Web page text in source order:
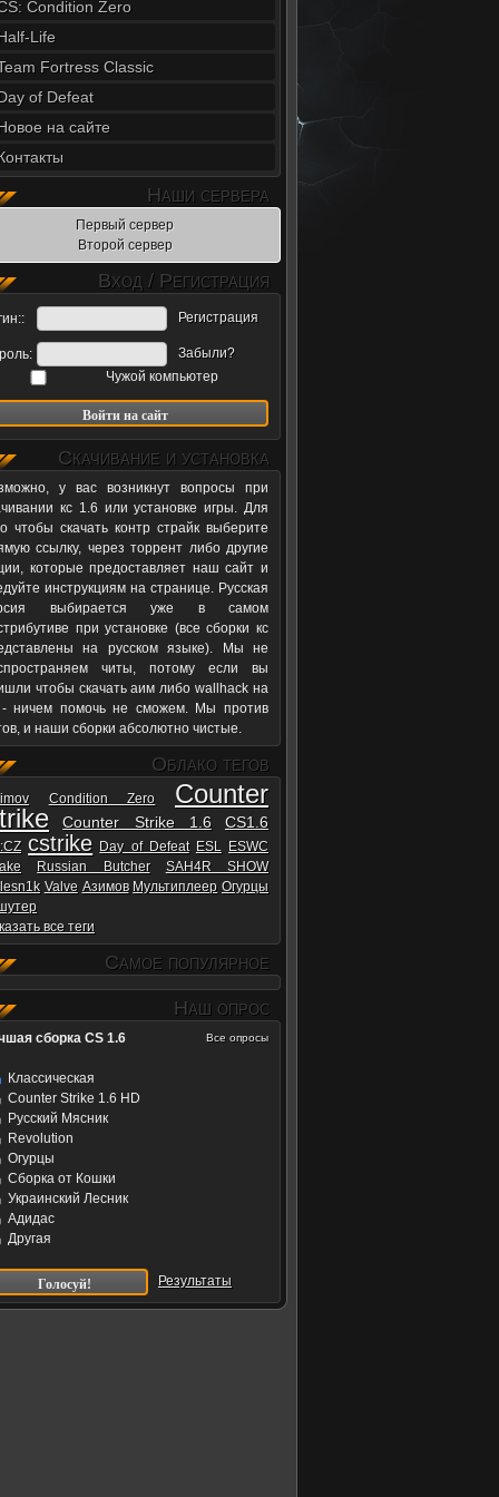
Condition Zero
Life
Fortress Classic
of Defeat
на сайте
Наши сервера
Первый сервер
Второй сервер
Вход / Регистрация
Регистрация
Забыли?
Чужой компьютер
Скачивание и установка
у вас возникнут вопросы при
кс 1.6 или установке игры. Для
чтобы скачать контр страйк выберите
ссылку, через торрент либо другие
которые предоставляет наш сайт и
инструкциям на странице. Русская
выбирается уже в самом
при установке (все сборки кс
на русском языке). Мы не
читы, потому если вы
чтобы скачать аим либо wallhack на
ничем помочь не сможем. Мы против
и наши сборки абсолютно чистые.
Облако тегов
Condition Zero
Counter
Counter Strike 1.6 CS1.6
cstrike Day of Defeat ESL ESWC
Russian Butcher
SAH4R SHOW
Valve Азимов Мультиплеер Огурцы
все теги
Самое популярное
Наш опрос
сборка CS 1.6 Все опросы
Классическая
Counter Strike 1.6 HD
Русский Мясник
Revolution
Огурцы
Сборка от Кошки
Украинский Лесник
Адидас
Другая
Результаты